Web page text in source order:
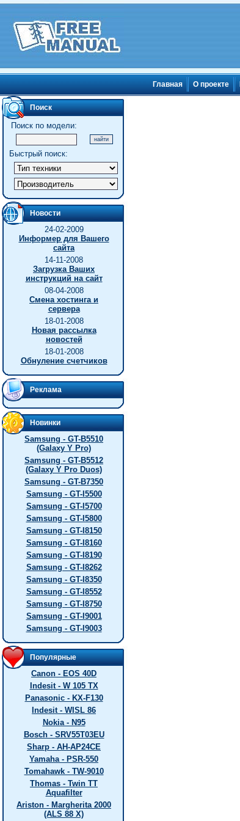
Главная О проекте
Поиск
Поиск по модели:
Быстрый поиск:
Новости
24-02-2009
Информер для Вашего
сайта
14-11-2008
Загрузка Ваших
инструкций на сайт
08-04-2008
Смена хостинга и
сервера
18-01-2008
Новая рассылка
новостей
18-01-2008
Обнуление счетчиков
Реклама
Новинки
Samsung - GT-B5510
(Galaxy Y Pro)
Samsung - GT-B5512
(Galaxy Y Pro Duos)
Samsung - GT-B7350
Samsung - GT-I5500
Samsung - GT-I5700
Samsung - GT-I5800
Samsung - GT-I8150
Samsung - GT-I8160
Samsung - GT-I8190
Samsung - GT-I8262
Samsung - GT-I8350
Samsung - GT-I8552
Samsung - GT-I8750
Samsung - GT-I9001
Samsung - GT-I9003
Популярные
Canon - EOS 40D
Indesit - W 105 TX
Panasonic - KX-F130
Indesit - WISL 86
Nokia - N95
Bosch - SRV55T03EU
Sharp - AH-AP24CE
Yamaha - PSR-550
Tomahawk - TW-9010
Thomas - Twin TT
Aquafilter
Ariston - Margherita 2000
(ALS 88 X)